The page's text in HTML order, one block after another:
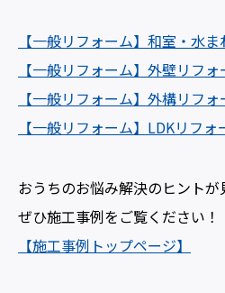
【一般リフォーム】和室・水
【一般リフォーム】外壁リフ
【一般リフォーム】外構リフ
【一般リフォーム】LDKリフォ
おうちのお悩み解決のヒントが
ぜひ施工事例をご覧ください！
【施工事例トップページ】